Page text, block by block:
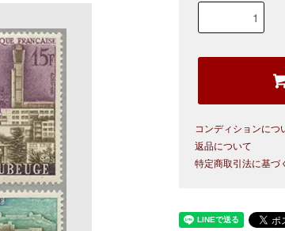
コンディションにつ
返品について
特定商取引法に基づ